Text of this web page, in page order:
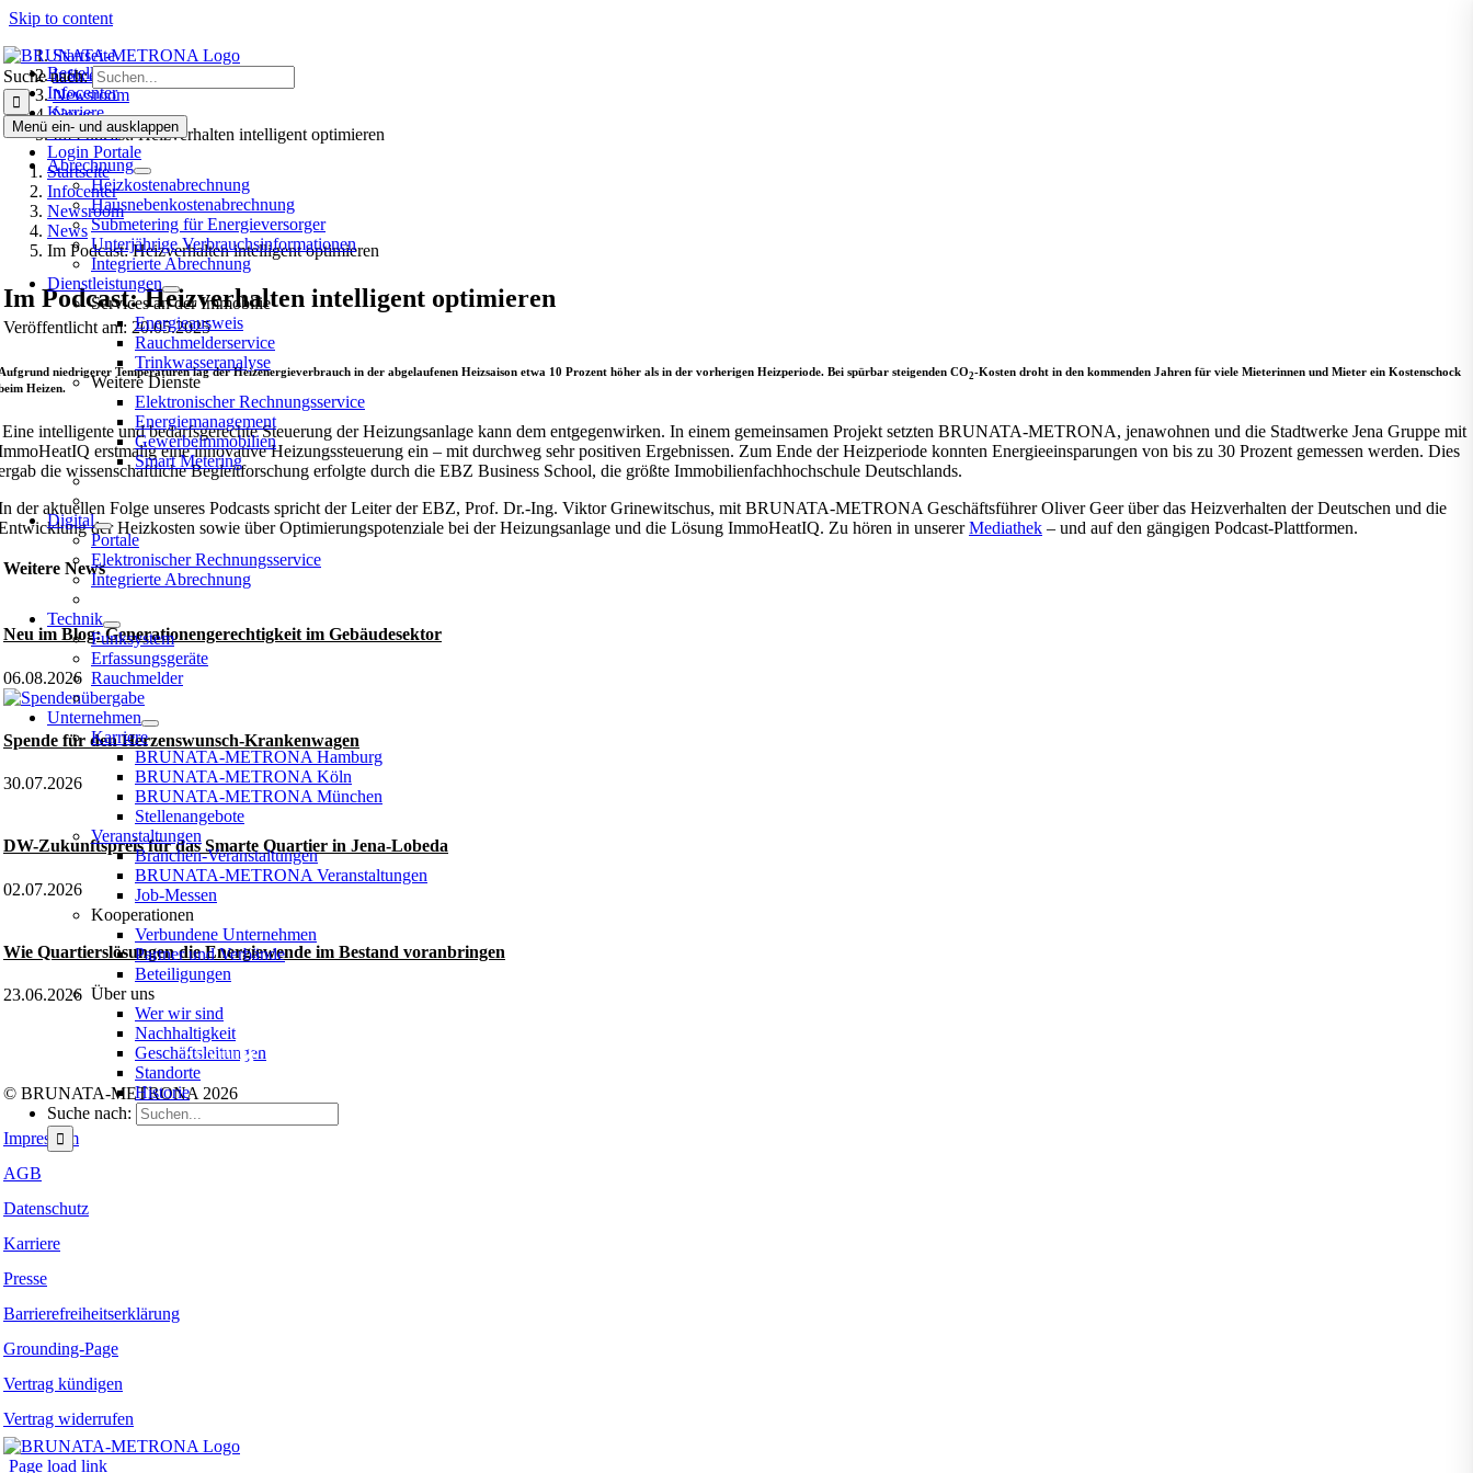
Skip to content
Bestellen
Infocenter
Karriere
Bewohner
Login Portale
Suche nach:
Menü ein- und ausklappen
Abrechnung
Heizkostenabrechnung
Hausneben­kosten­abrechnung
Submetering für Energieversorger
Unterjährige Verbrauchsinformationen
Integrierte Abrechnung
Dienstleistungen
Services an der Immobilie
Energieausweis
Rauchmelderservice
Trinkwasseranalyse
Weitere Dienste
Elektronischer Rechnungsservice
Energiemanagement
Gewerbeimmobilien
Smart Metering
Digital
Portale
Elektronischer Rechnungsservice
Integrierte Abrechnung
Technik
Funksystem
Erfassungsgeräte
Rauchmelder
Unternehmen
Karriere
BRUNATA-METRONA Hamburg
BRUNATA-METRONA Köln
BRUNATA-METRONA München
Stellenangebote
Veranstaltungen
Branchen-Veranstaltungen
BRUNATA-METRONA Veranstaltungen
Job-Messen
Kooperationen
Verbundene Unternehmen
Partner und Verbände
Beteiligungen
Über uns
Wer wir sind
Nachhaltigkeit
Geschäftsleitungen
Standorte
Historie
Suche nach:
Startseite
Infocenter
Newsroom
News
Im Podcast: Heizverhalten intelligent optimieren
Startseite
Infocenter
Newsroom
News
Im Podcast: Heizverhalten intelligent optimieren
Im Podcast: Heizverhalten intelligent optimieren
Veröffentlicht am: 20.05.2025
niedrigerer Temperaturen lag der Heizenergieverbrauch in der abgelaufenen Heizsaison etwa 10 Prozent höher als in der vorherigen Heizperiode. Bei spürbar steigenden CO2-Kosten droht in den kommenden Jahren für viele Mieterinnen und Mieter ein Kostenschock
Heizen.
Eine intelligente und bedarfsgerechte Steuerung der Heizungsanlage kann dem entgegenwirken. In einem gemeinsamen Projekt setzten BRUNATA-METRONA, jenawohnen und die Stadtwerke Jena Gruppe mit
erstmalig eine innovative Heizungssteuerung ein – mit durchweg sehr positiven Ergebnissen. Zum Ende der Heizperiode konnten Energieeinsparungen von bis zu 30 Prozent gemessen werden. Dies
die wissenschaftliche Begleitforschung erfolgte durch die EBZ Business School, die größte Immobilienfachhochschule Deutschlands.
der aktuellen Folge unseres Podcasts spricht der Leiter der EBZ, Prof. Dr.-Ing. Viktor Grinewitschus, mit BRUNATA-METRONA Geschäftsführer Oliver Geer über das Heizverhalten der Deutschen und die
der Heizkosten sowie über Optimierungspotenziale bei der Heizungsanlage und die Lösung ImmoHeatIQ. Zu hören in unsererMediathek – und auf den gängigen Podcast-Plattformen.
Weitere News
Neu im Blog: Generationengerechtigkeit im Gebäudesektor
06.08.2026
Spende für den Herzenswunsch-Krankenwagen
30.07.2026
DW-Zukunftspreis für das Smarte Quartier in Jena-Lobeda
02.07.2026
Wie Quartierslösungen die Energiewende im Bestand voranbringen
23.06.2026
Folgen Sie uns auf:
Instagram Kununu
© BRUNATA-METRONA 2026
Impressum
AGB
Datenschutz
Karriere
Presse
Barrierefreiheitserklärung
Grounding-Page
Vertrag kündigen
Vertrag widerrufen
Page load link